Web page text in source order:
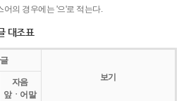
어의 경우에는 '으'로 적는다.
대조표
보기
자음
앞ㆍ어말